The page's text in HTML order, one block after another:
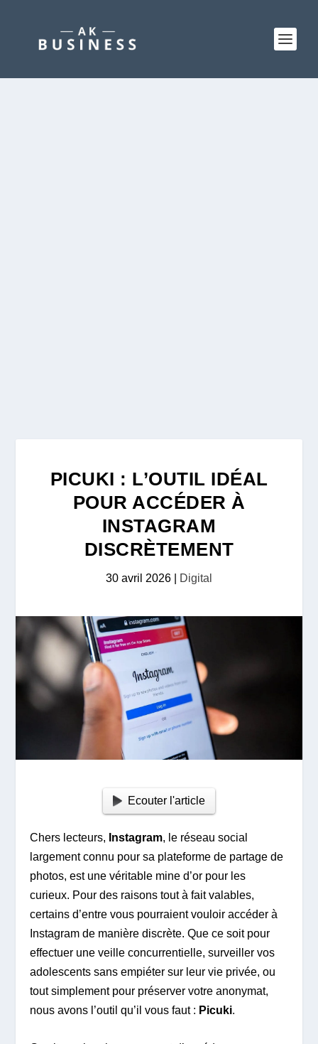
PICUKI : L’OUTIL IDÉAL
POUR ACCÉDER À
INSTAGRAM
DISCRÈTEMENT
30 avril 2026 Digital
Ecouter l'article
Chers lecteurs, Instagram, le réseau social
largement connu pour sa plateforme de partage de
photos, est une véritable mine d’or pour les
curieux. Pour des raisons tout à fait valables,
certains d’entre vous pourraient vouloir accéder à
Instagram de manière discrète. Que ce soit pour
effectuer une veille concurrentielle, surveiller vos
adolescents sans empiéter sur leur vie privée, ou
tout simplement pour préserver votre anonymat,
nous avons l’outil qu’il vous faut : Picuki.